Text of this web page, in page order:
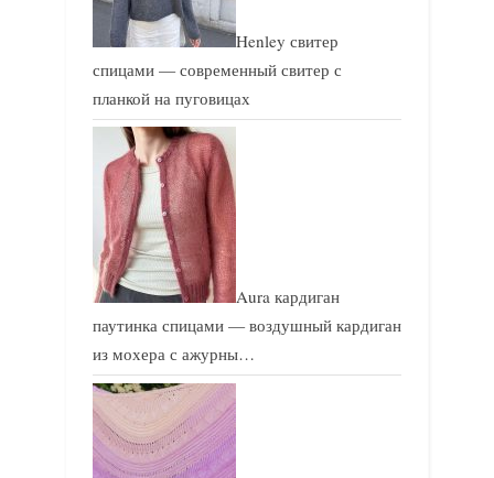
Henley свитер
спицами — современный свитер с
планкой на пуговицах
Aura кардиган
паутинка спицами — воздушный кардиган
из мохера с ажурны…